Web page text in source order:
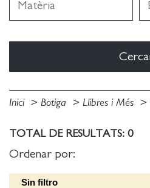
Inici Botiga Llibres i Més
TOTAL DE RESULTATS: 0
Ordenar por:
Sin filtro